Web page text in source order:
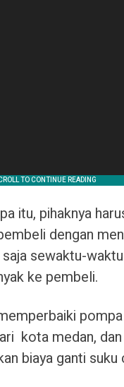
itu, pihaknya
dengan
sewaktu-
ke pembeli.
kota medan,
biaya ganti suku